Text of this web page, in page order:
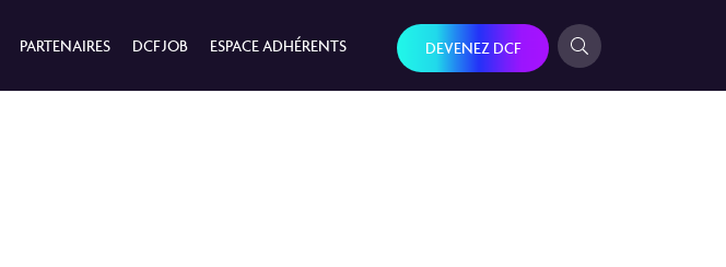
PARTENAIRES DCF JOB ESPACE ADHÉRENTS DEVENEZ DCF